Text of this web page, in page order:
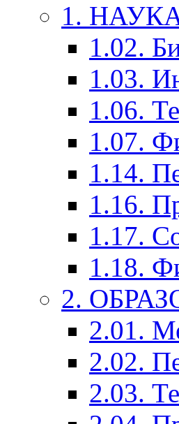
1.
1.02.
1.03.
1.06.
1.07.
1.14.
1.16.
1.17.
1.18.
2.
2.01.
2.02.
2.03.